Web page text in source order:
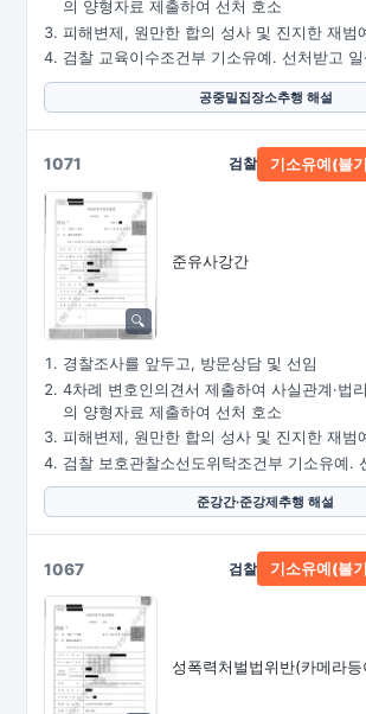
의 양형자료 제출하여 선처 호소
피해변제, 원만한 합의 성사 및 진지한 재범
검찰 교육이수조건부 기소유예. 선처받고 일
공중밀집장소추행 해설
1071
준유사강간
검찰 기소유예(불
경찰조사를 앞두고, 방문상담 및 선임
4차례 변호인의견서 제출하여 사실관계·법
의 양형자료 제출하여 선처 호소
피해변제, 원만한 합의 성사 및 진지한 재범
검찰 보호관찰소선도위탁조건부 기소유예.
준강간·준강제추행 해설
1067
성폭력처벌법위반(카메라
검찰 기소유예(불